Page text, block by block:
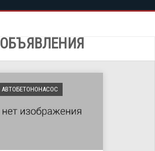
ОБЪЯВЛЕНИЯ
АВТОБЕТОНОНАСОС